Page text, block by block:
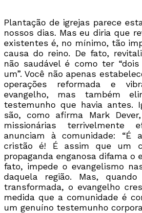
Plantação de igrejas parece
nossos dias. Mas eu diria que
existentes é, no mínimo, tão
causa do reino. De fato,
não saudável é como ter
um”. Você não apenas
operações reformada e
evangelho, mas também
testemunho que havia antes.
são, como afirma Mark
missionárias terrivelmente
anunciam à comunidade: “É
cristão é! É assim que um
propaganda enganosa difama o
fato, impede o evangelismo
daquela região. Mas,
transformada, o evangelho
medida que a comunidade é
um genuíno testemunho